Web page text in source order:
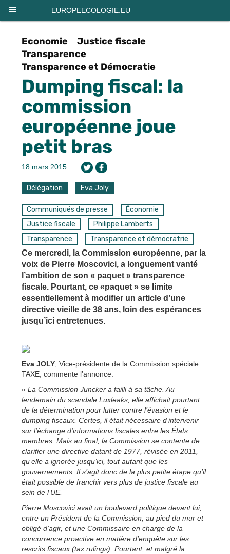
EUROPEECOLOGIE.EU
Economie
Justice fiscale
Transparence
Transparence et Démocratie
Dumping fiscal: la
commission
européenne joue
petit bras
18 mars 2015
Délégation Eva Joly
Communiqués de presse
Économie
Justice fiscale
Philippe Lamberts
Transparence
Transparence et démocratrie
Ce mercredi, la Commission européenne, par la
voix de Pierre Moscovici, a longuement vanté
l’ambition de son « paquet » transparence
fiscale. Pourtant, ce «paquet » se limite
essentiellement à modifier un article d’une
directive vieille de 38 ans, loin des espérances
jusqu’ici entretenues.
Eva JOLY , Vice-présidente de la Commission spéciale
TAXE, commente l’annonce:
« La Commission Juncker a failli à sa tâche. Au
lendemain du scandale Luxleaks, elle affichait pourtant
de la détermination pour lutter contre l’évasion et le
dumping fiscaux. Certes, il était nécessaire d’intervenir
sur l’échange d’informations fiscales entre les États
membres. Mais au final, la Commission se contente de
clarifier une directive datant de 1977, révisée en 2011,
qu’elle a ignorée jusqu’ici, tout autant que les
gouvernements. Il s’agit donc de la plus petite étape qu’il
était possible de franchir vers plus de justice fiscale au
sein de l’UE.
Pierre Moscovici avait un boulevard politique devant lui,
entre un Président de la Commission, au pied du mur et
obligé d’agir, et une Commissaire en charge de la
concurrence proactive en matière d’enquête sur les
rescrits fiscaux (tax rulings). Pourtant, et malgré la